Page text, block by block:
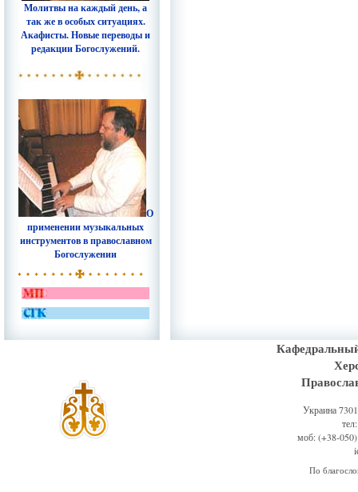
Молитвы на каждый день, а
так же в особых ситуациях.
Акафисты. Новые переводы и
редакции Богослужений.
О
применении музыкальных
инструментов в православном
Богослужении
Украина
моб: (+38-
По